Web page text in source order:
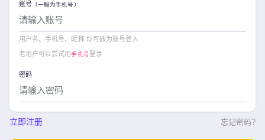
账号 （一般为手机号）
用户名、手机号、昵称 均可做为账号登入
老用户可以尝试用手机号登录
密码
立即注册 忘记密码?